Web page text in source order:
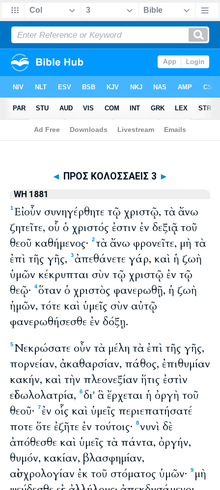
Biblia>WH 1881> ΠΡΟΣ ΚΟΛΟΣΣΑΕΙΣ 3
◄ ΠΡΟΣ ΚΟΛΟΣΣΑΕΙΣ 3 ►
WH 1881
1Εἰ οὖν συνηγέρθητε τῷ χριστῷ, τὰ ἄνω
ζητεῖτε, οὗ ὁ χριστός ἐστιν ἐν δεξιᾷ τοῦ
θεοῦ καθήμενος·
2τὰ ἄνω φρονεῖτε, μὴ τὰ
ἐπὶ τῆς γῆς,
3ἀπεθάνετε γάρ, καὶ ἡ ζωὴ
ὑμῶν κέκρυπται σὺν τῷ χριστῷ ἐν τῷ
θεῷ·
4ὅταν ὁ χριστὸς φανερωθῇ, ἡ ζωὴ
ἡμῶν, τότε καὶ ὑμεῖς σὺν αὐτῷ
φανερωθήσεσθε ἐν δόξῃ.
5 Νεκρώσατε οὖν τὰ μέλη τὰ ἐπὶ τῆς γῆς,
πορνείαν, ἀκαθαρσίαν, πάθος, ἐπιθυμίαν
κακήν, καὶ τὴν πλεονεξίαν ἥτις ἐστὶν
εἰδωλολατρία,
6 δι' ἃ ἔρχεται ἡ ὀργὴ τοῦ
θεοῦ·
7 ἐν οἷς καὶ ὑμεῖς περιεπατήσατέ
ποτε ὅτε ἐζῆτε ἐν τούτοις·
8νυνὶ δὲ
ἀπόθεσθε καὶ ὑμεῖς τὰ πάντα, ὀργήν,
θυμόν, κακίαν, βλασφημίαν,
αἰσχρολογίαν ἐκ τοῦ στόματος ὑμῶν·
9 μὴ